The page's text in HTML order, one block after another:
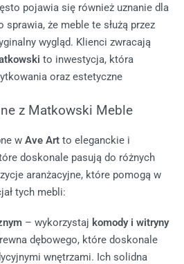
pojawia się również uznanie dla
że meble te służą przez
wygląd. Klienci zwracają
to inwestycja, która
oraz estetyczne
z Matkowski Meble
w Ave Art to eleganckie i
doskonale pasują do różnych
aranżacyjne, które pomogą w
tych mebli:
– wykorzystaj komody i witryny
dębowego, które doskonale
wnętrzami. Ich solidna